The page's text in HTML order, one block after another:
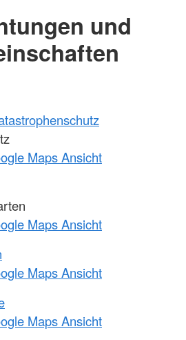
und
Maps Ansicht
Maps Ansicht
Maps Ansicht
Maps Ansicht